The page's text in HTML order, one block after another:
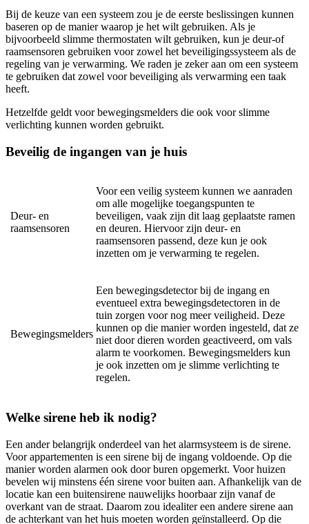
Bij de keuze van een systeem zou je de eerste beslissingen kunnen
baseren op de manier waarop je het wilt gebruiken. Als je
bijvoorbeeld slimme thermostaten wilt gebruiken, kun je deur-of
raamsensoren gebruiken voor zowel het beveiligingssysteem als de
regeling van je verwarming. We raden je zeker aan om een systeem
te gebruiken dat zowel voor beveiliging als verwarming een taak
heeft.
Hetzelfde geldt voor bewegingsmelders die ook voor slimme
verlichting kunnen worden gebruikt.
Beveilig de ingangen van je huis
Deur- en
raamsensoren
Voor een veilig systeem kunnen we aanraden
om alle mogelijke toegangspunten te
beveiligen, vaak zijn dit laag geplaatste ramen
en deuren. Hiervoor zijn deur- en
raamsensoren passend, deze kun je ook
inzetten om je verwarming te regelen.
Bewegingsmelders
Een bewegingsdetector bij de ingang en
eventueel extra bewegingsdetectoren in de
tuin zorgen voor nog meer veiligheid. Deze
kunnen op die manier worden ingesteld, dat ze
niet door dieren worden geactiveerd, om vals
alarm te voorkomen. Bewegingsmelders kun
je ook inzetten om je slimme verlichting te
regelen.
Welke sirene heb ik nodig?
Een ander belangrijk onderdeel van het alarmsysteem is de sirene.
Voor appartementen is een sirene bij de ingang voldoende. Op die
manier worden alarmen ook door buren opgemerkt. Voor huizen
bevelen wij minstens één sirene voor buiten aan. Afhankelijk van de
locatie kan een buitensirene nauwelijks hoorbaar zijn vanaf de
overkant van de straat. Daarom zou idealiter een andere sirene aan
de achterkant van het huis moeten worden geïnstalleerd. Op die